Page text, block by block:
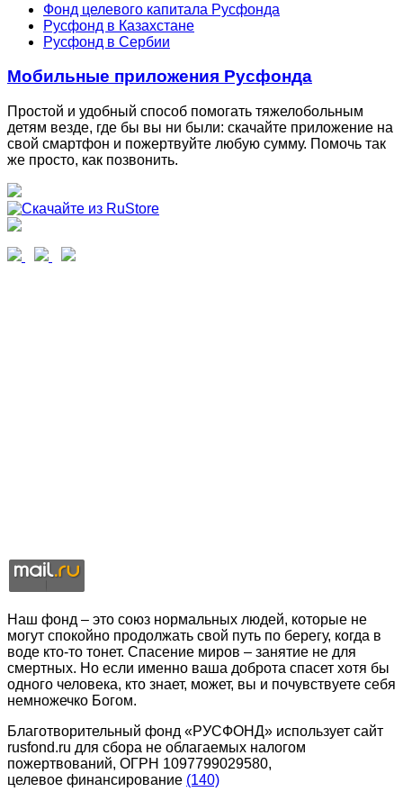
Фонд целевого капитала Русфонда
Русфонд в Казахстане
Русфонд в Сербии
Мобильные приложения Русфонда
Простой и удобный способ помогать тяжелобольным
детям везде, где бы вы ни были: скачайте приложение на
свой смартфон и пожертвуйте любую сумму. Помочь так
же просто, как позвонить.
Наш фонд – это союз нормальных людей, которые не
могут спокойно продолжать свой путь по берегу, когда в
воде кто-то тонет. Спасение миров – занятие не для
смертных. Но если именно ваша доброта спасет хотя бы
одного человека, кто знает, может, вы и почувствуете себя
немножечко Богом.
Благотворительный фонд «РУСФОНД» использует сайт
rusfond.ru для сбора не облагаемых налогом
пожертвований, ОГРН 1097799029580,
целевое финансирование (140)